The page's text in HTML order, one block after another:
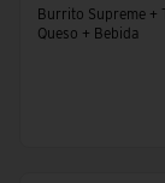
Burrito Supreme +
Queso + Bebida